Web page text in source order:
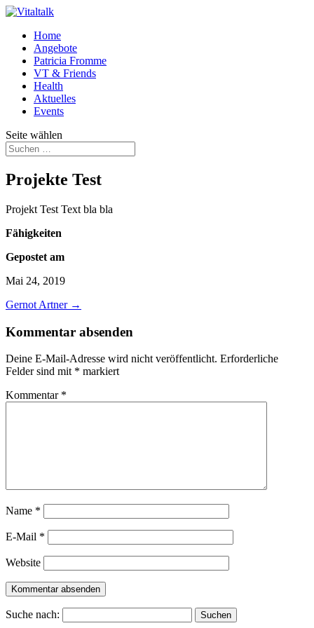
Home
Angebote
Patricia Fromme
VT & Friends
Health
Aktuelles
Events
Seite wählen
Projekte Test
Projekt Test Text bla bla
Fähigkeiten
Gepostet am
Mai 24, 2019
Gernot Artner →
Kommentar absenden
Deine E-Mail-Adresse wird nicht veröffentlicht. Erforderliche
Felder sind mit * markiert
Kommentar *
Name *
E-Mail *
Website
Suche nach: